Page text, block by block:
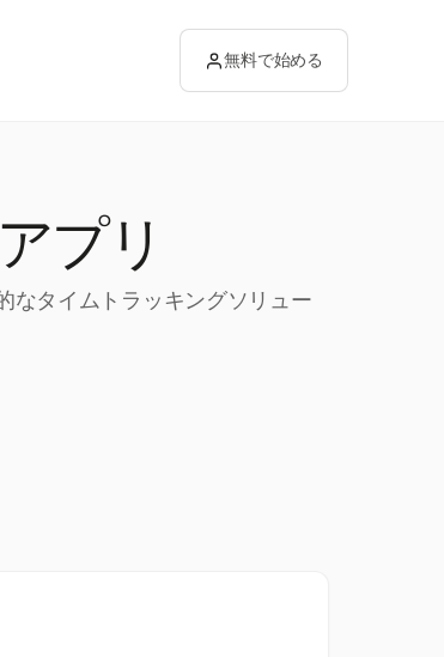
無料で始める
プリ
なタイムトラッキングソリュー